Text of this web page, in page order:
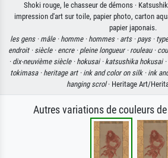
Shoki rouge, le chasseur de démons ·
impression d'art sur toile, papier photo, carton
papier japonais.
les gens · mâle · homme · hommes · arts · pays ·
endroit · siècle · encre · pleine longueur · rouleau ·
· dix-neuvième siècle · hokusai · katsushika hokusai ·
tokimasa · heritage art · ink and color on silk · ink
hanging scrol· Heritage Art/
Autres variations de couleurs